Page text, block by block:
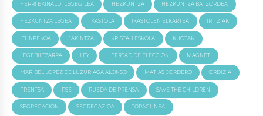
HERRI EKINALDI LEGEGILEA HEZKUNTZA HEZKUNTZA BATZORDEA
HEZKUNTZA LEGEA IKASTOLA IKASTOLEN ELKARTEA IRITZIAK
ITUNPEKOA JAKINTZA KRISTAU ESKOLA KUOTAK
LEGEBILTZARRA LEY LIBERTAD DE ELECCIÓN MAGNET
MARIBEL LOPEZ DE LUZURIAGA ALONSO MATIAS CORDERO ORDIZIA
PRENTSA PSE RUEDA DE PRENSA SAVE THE CHILDREN
SEGREGACIÓN SEGREGAZIOA TOPAGUNEA